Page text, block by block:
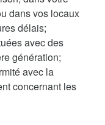
dans vos locaux
délais;
avec des
génération;
avec la
concernant les